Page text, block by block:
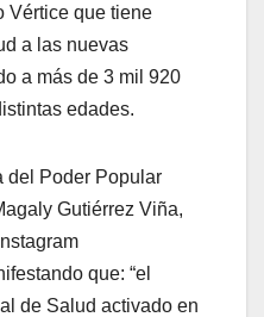
Vértice que tiene
a las nuevas
a más de 3 mil 920
edades.
del Poder Popular
Gutiérrez Viña,
que: “el
de Salud activado en